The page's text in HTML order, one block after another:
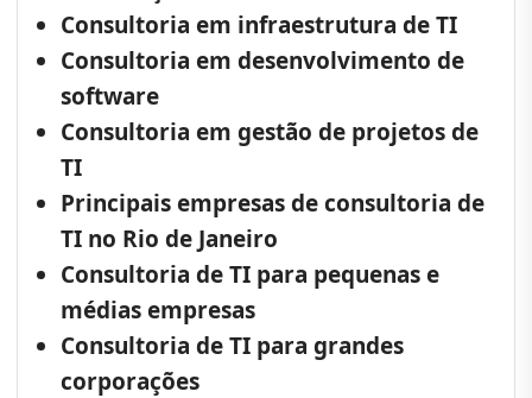
Consultoria em infraestrutura de TI
Consultoria em desenvolvimento de
software
Consultoria em gestão de projetos de
TI
Principais empresas de consultoria de
TI no Rio de Janeiro
Consultoria de TI para pequenas e
médias empresas
Consultoria de TI para grandes
corporações